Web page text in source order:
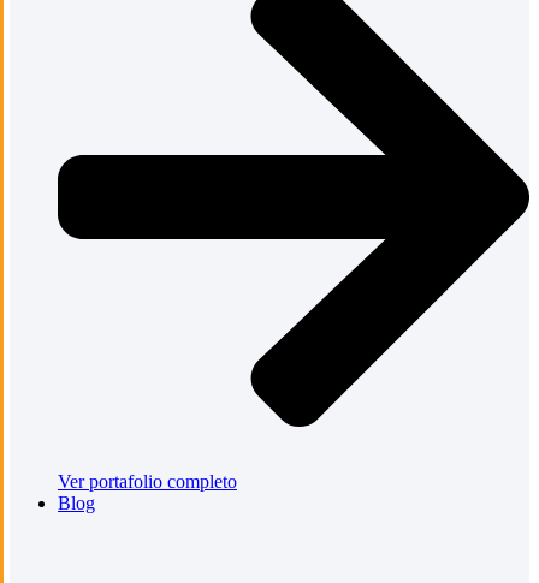
Ver portafolio completo
Blog